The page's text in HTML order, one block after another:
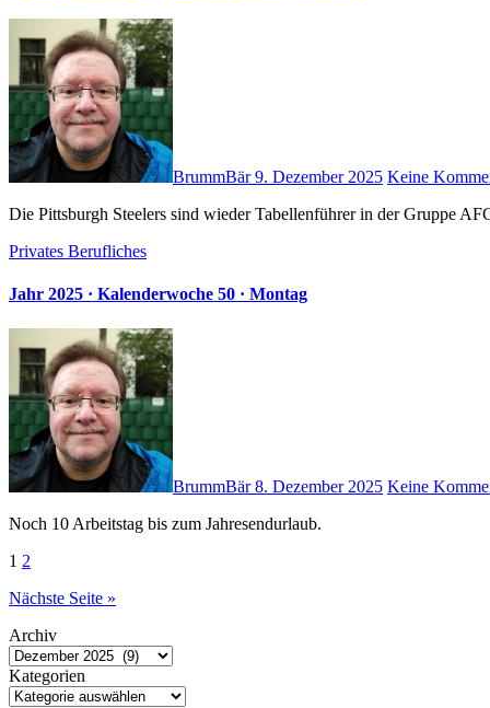
BrummBär9. Dezember 2025 Keine
Die Pittsburgh Steelers sind wieder Tabellenführer in der Gruppe
Privates Berufliches
Jahr 2025 · Kalenderwoche 50 · Montag
BrummBär8. Dezember 2025 Keine
Noch 10 Arbeitstag bis zum Jahresendurlaub.
Seitennummerierung
der
Beiträge
1 2
Nächste Seite »
Archiv
Kategorien